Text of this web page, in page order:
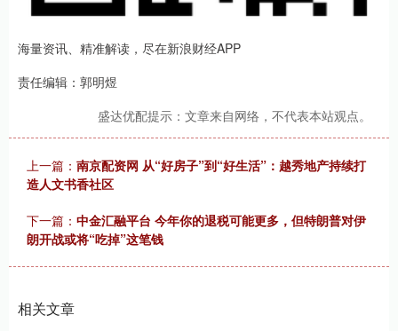
海量资讯、精准解读，尽在新浪财经APP
责任编辑：郭明煜
盛达优配提示：文章来自网络，不代表本站观点。
上一篇： 南京配资网 从“好房子”到“好生活”：越秀地产持续打
造人文书香社区
下一篇： 中金汇融平台 今年你的退税可能更多，但特朗普对伊
朗开战或将“吃掉”这笔钱
相关文章